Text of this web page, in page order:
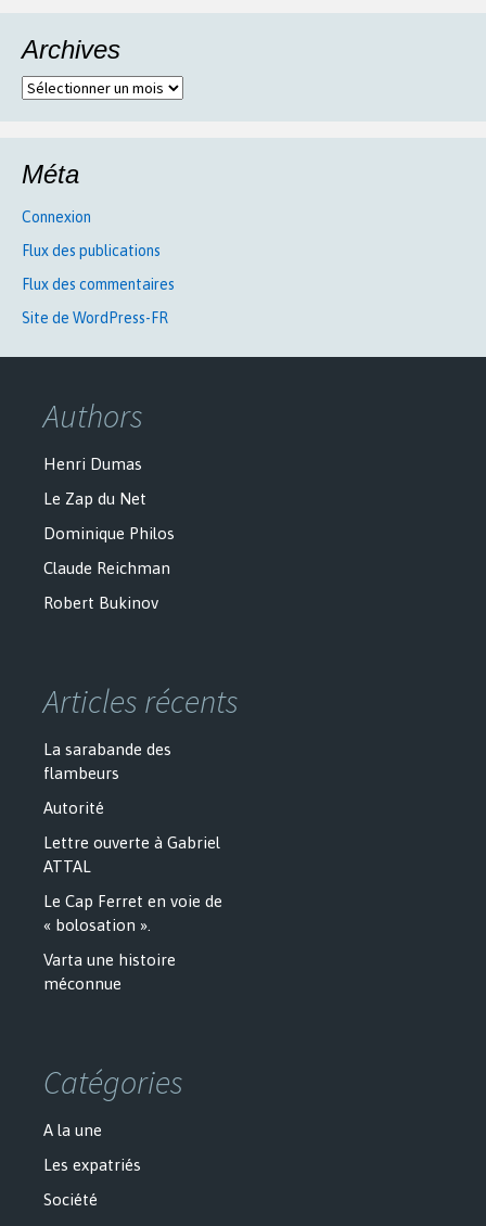
Archives
Archives
Méta
Connexion
Flux des publications
Flux des commentaires
Site de WordPress-FR
Authors
Henri Dumas
Le Zap du Net
Dominique Philos
Claude Reichman
Robert Bukinov
Articles récents
La sarabande des
flambeurs
Autorité
Lettre ouverte à Gabriel
ATTAL
Le Cap Ferret en voie de
« bolosation ».
Varta une histoire
méconnue
Catégories
A la une
Les expatriés
Société